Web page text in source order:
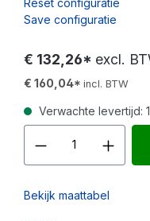
Save configuratie
€ 132,26* excl.
€ 160,04* incl. BTW
Verwachte levertijd:
Bekijk maattabel